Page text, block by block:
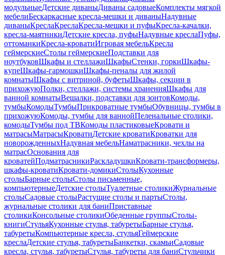
модульныеДетские диваныДиваны садовыеКомплекты мягкой
мебелиБескаркасные кресла-мешки и диваныНадувные
диваныКреслаКреслаКресла-мешки и пуфыКресла-качалки,
кресла-маятникиДетские кресла, пуфыНадувные креслаПуфы,
оттоманкиКресла-кроватиИгровая мебельКресла
геймерскиеСтолы геймерскиеПодставки для
ноутбуковШкафы и стеллажиШкафыСтенки, горкиШкафы-
купеШкафы-гармошкиШкафы-пеналы для жилой
комнатыШкафы с витриной, буфетыШкафы, секции в
прихожуюПолки, стеллажи, системы храненияШкафы для
ванной комнатыВешалки, подставки для зонтовКомоды,
тумбыКомодыТумбыПрикроватные тумбыОбувницы, тумбы в
прихожуюКомоды, тумбы для ваннойПеленальные столики,
комодыТумбы под ТВКомоды пластиковыеКровати и
матрасыМатрасыКроватиДетские кроватиКроватки для
новорожденныхНадувная мебельНаматрасники, чехлы на
матрасОснования для
кроватейПодматрасникиРаскладушкиКровати-трансформеры,
шкафы-кроватиКровати-домикиСтолыКухонные
столыБарные столыСтолы письменные,
компьютерныеДетские столыТуалетные столикиЖурнальные
столыСадовые столыРастущие столы и партыСтолы,
журнальные столики для баниПриставные
столикиКонсольные столикиОбеденные группыСтолы-
книгиСтульяКухонные стулья, табуретыБарные стулья,
табуретыКомпьютерные кресла, стульяГеймерские
креслаДетские стулья, табуретыБанкетки, скамьиСадовые
кресла, стулья, табуретыСтулья, табуреты для баниСтульчики